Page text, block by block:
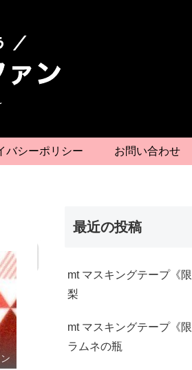
バシーポリシー お問い合わせ
最近の投稿
mt マスキングテープ《
梨
mt マスキングテープ《
ラムネの瓶